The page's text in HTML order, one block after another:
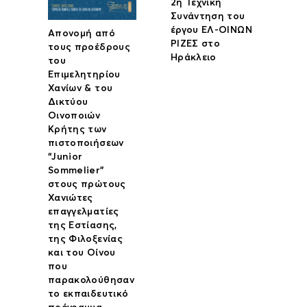
Απονομή από
τους προέδρους
του
Επιμελητηρίου
Χανίων & του
Δικτύου
Οινοποιών
Κρήτης των
πιστοποιήσεων
“Junior
Sommelier”
στους πρώτους
Χανιώτες
επαγγελματίες
της Εστίασης,
της Φιλοξενίας
και του Οίνου
που
παρακολούθησαν
το εκπαιδευτικό
2η Τεχνική
Συνάντηση του
έργου ΕΛ-ΟΙΝΩΝ
ΡΙΖΕΣ στο
Ηράκλειο